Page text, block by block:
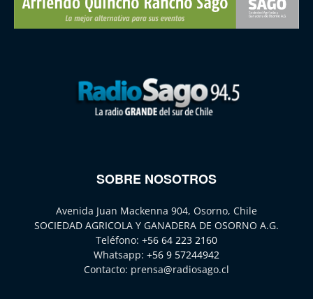
SOBRE NOSOTROS
Avenida Juan Mackenna 904, Osorno, Chile
SOCIEDAD AGRICOLA Y GANADERA DE OSORNO A.G.
Teléfono: +56 64 223 2160
Whatsapp: +56 9 57244942
Contacto: prensa@radiosago.cl